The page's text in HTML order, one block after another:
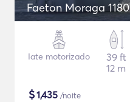
Faeton Moraga 1180
Iate motorizado
39 ft
12 m
$1,435 /noite